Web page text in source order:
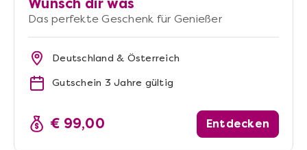
Wünsch dir was
Das perfekte Geschenk für Genießer
Deutschland & Österreich
Gutschein 3 Jahre gültig
€ 99,00 Entdecken